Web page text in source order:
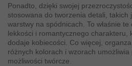
Ponadto, dzięki swojej
stosowana do tworzenia detali, takich
warstwy na spódnicach. To właśnie
lekkości i romantycznego charakteru,
dodaje kobiecości. Co więcej,
różnych kolorach i wzorach
możliwości twórcze.